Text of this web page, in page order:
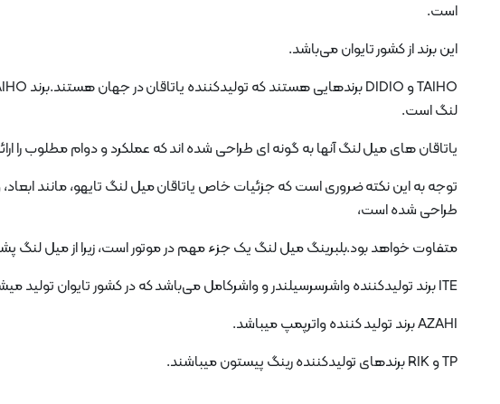
است.
این برند از کشور تایوان می‌باشد.
لنگ است.
یاتاقان های میل لنگ آنها به گونه ای طراحی شده اند که عملکرد و دوام مطلوب را
توجه به این نکته ضروری است که جزئیات خاص یاتاقان میل لنگ تایهو، مانند
طراحی شده است،
متفاوت خواهد بود.بلبرینگ میل لنگ یک جزء مهم در موتور است، زیرا از میل لنگ
ITE برند تولیدکننده واشرسرسیلندر و واشرکامل می‌باشد که در کشور تایوان تولید میشود..
AZAHI برند تولید کننده واترپمپ میباشد.
TP و RIK برندهای تولیدکننده رینگ پیستون میباشند.